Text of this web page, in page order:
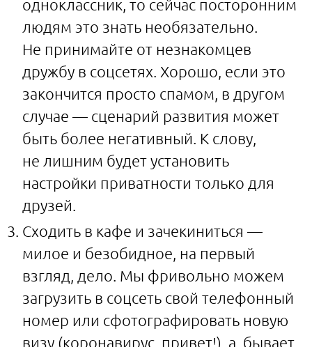
одноклассник, то сейчас посторонним
людям это знать необязательно.
Не принимайте от незнакомцев
дружбу в соцсетях. Хорошо, если это
закончится просто спамом, в другом
случае — сценарий развития может
быть более негативный. К слову,
не лишним будет установить
настройки приватности только для
друзей.
Сходить в кафе и зачекиниться —
милое и безобидное, на первый
взгляд, дело. Мы фривольно можем
загрузить в соцсеть свой телефонный
номер или сфотографировать новую
визу (коронавирус, привет!), а, бывает,